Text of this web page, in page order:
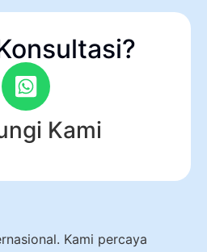
Kami
Kami percaya